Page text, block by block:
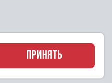
конфиденциальности
ПРИНЯТЬ